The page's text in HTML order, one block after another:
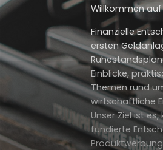
Willkommen
Finanzielle
ersten
Einblicke,
Themen rund
wirtschaftliche
Unser Ziel ist
fundierte